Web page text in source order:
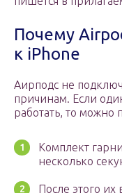
Почему
к iPhone
Аирподс не
причинам. Если
работать, то можно
Комплект
несколько
После этого их